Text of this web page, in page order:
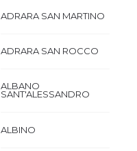
ADRARA SAN MARTINO
ADRARA SAN ROCCO
ALBANO
SANT'ALESSANDRO
ALBINO